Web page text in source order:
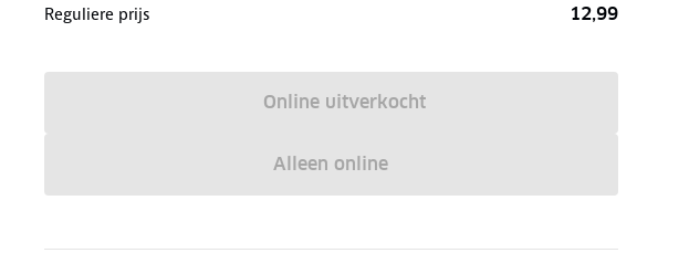
Reguliere prijs 12,99
Online uitverkocht
Alleen online